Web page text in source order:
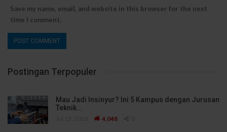
Save my name, email, and website in this browser for the next
time I comment.
Postingan Terpopuler
Mau Jadi Insinyur? Ini 5 Kampus dengan Jurusan
Teknik…
4,048